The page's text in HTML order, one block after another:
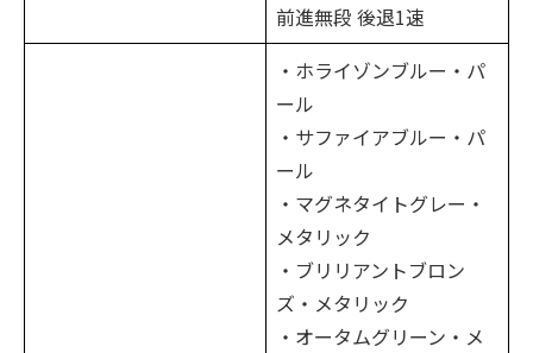
前進無段 後退1速
・ホライゾンブルー・パ
ール
・サファイアブルー・パ
ール
・マグネタイトグレー・
メタリック
・ブリリアントブロン
ズ・メタリック
・オータムグリーン・メ